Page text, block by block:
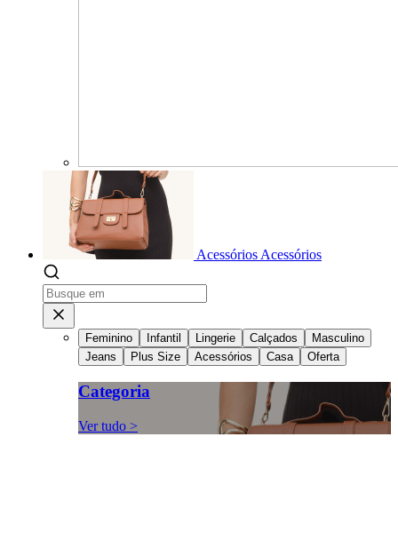
Acessórios Acessórios
Feminino Infantil Lingerie Calçados
Masculino
Jeans
Plus Size Acessórios Casa Oferta
Categoria
Ver tudo >